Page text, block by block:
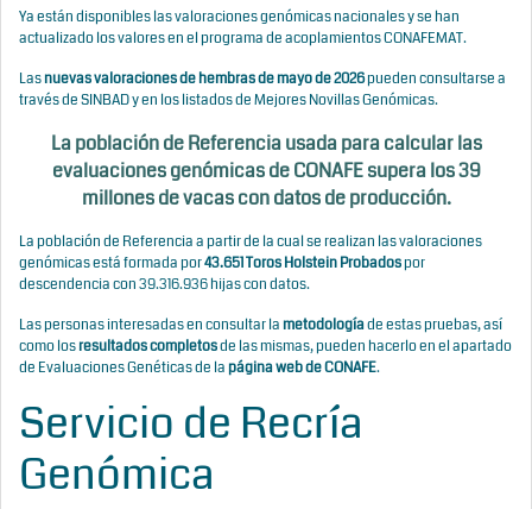
Ya están disponibles las valoraciones genómicas nacionales y se han
actualizado los valores en el programa de acoplamientos CONAFEMAT.
Lasnuevas valoraciones de hembrasde mayo de 2026pueden consultarse a
través de SINBAD y en los listados de Mejores Novillas Genómicas.
La población de Referencia usada para calcular las
evaluaciones genómicas de CONAFE supera los 39
millones de vacas con datos de producción.
La población de Referencia a partir de la cual se realizan las valoraciones
genómicas está formada por43.651Toros Holstein Probadospor
descendencia con 39.316.936 hijas con datos.
Las personas interesadas en consultar lametodologíade estas pruebas, así
como losresultados completosde las mismas, pueden hacerlo en el apartado
de Evaluaciones Genéticas de lapágina web de CONAFE.
Servicio de Recría
Genómica